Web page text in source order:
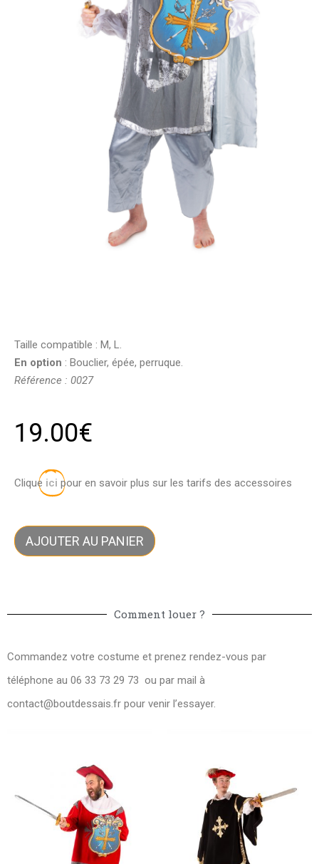
Taille compatible : M, L.
En option : Bouclier, épée, perruque.
Référence : 0027
19.00€
Clique ici pour en savoir plus sur les tarifs des accessoires
AJOUTER AU PANIER
Comment louer ?
Commandez votre costume et prenez rendez-vous par
téléphone au 06 33 73 29 73 ou par mail à
contact@boutdessais.fr pour venir l’essayer.